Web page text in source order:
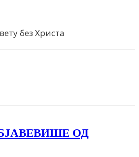
без Христа
ВИШЕ ОД